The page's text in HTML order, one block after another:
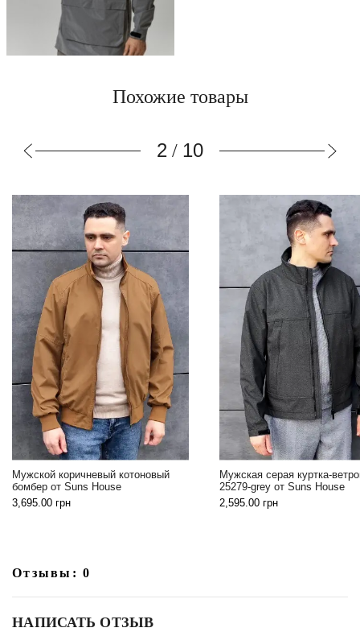
Похожие товары
3 / 10
коричневый котоновый
от Suns House
грн
Мужская серая куртка-ветровка SB-
25279-grey от Suns House
грн
Отзывы: 0
НАПИСАТЬ ОТЗЫВ